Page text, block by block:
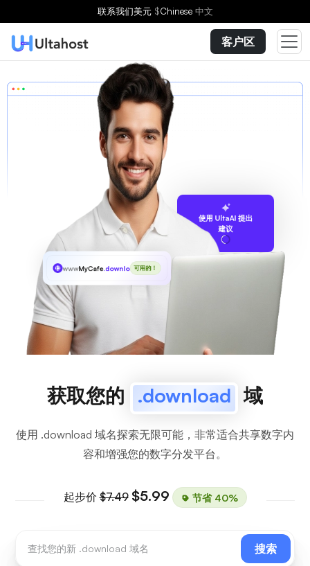
联系我们美元 $Chinese 中文
客户区
使用 UltaAI 提出
建议
wwwMyCafe.download可用的！
获取您的 .download 域
使用 .download 域名探索无限可能，非常适合共享数字内
容和增强您的数字分发平台。
起步价$7.49 $5.99 节省 40%
搜索